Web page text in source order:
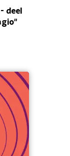
deel